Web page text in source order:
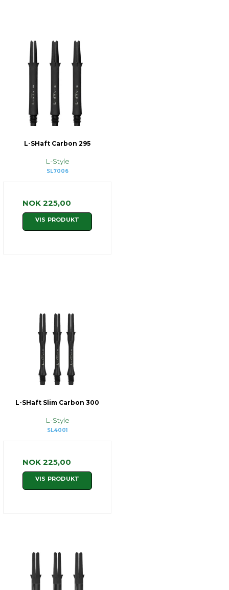
L-SHaft Carbon 295
L-Style
SL7006
NOK 225,00
VIS PRODUKT
L-SHaft Slim Carbon 300
L-Style
SL4001
NOK 225,00
VIS PRODUKT